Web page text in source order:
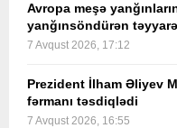
Avropa meşə
yanğınsöndürən
7 Avqust 2026, 17:12
Prezident İlham Əliyev
fərmanı təsdiqlədi
7 Avqust 2026, 16:55